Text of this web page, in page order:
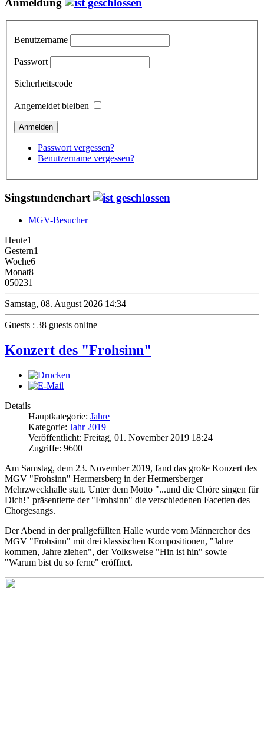
Anmeldung
Benutzername
Passwort
Sicherheitscode
Angemeldet bleiben
Passwort vergessen?
Benutzername vergessen?
Singstundenchart
MGV-Besucher
Heute1
Gestern1
Woche6
Monat8
050231
Samstag, 08. August 2026 14:34
Guests : 38 guests online
Konzert des "Frohsinn"
Details
Hauptkategorie: Jahre
Kategorie: Jahr 2019
Veröffentlicht: Freitag, 01. November 2019 18:24
Zugriffe: 9600
Am Samstag, dem 23. November 2019, fand das große Konzert des
MGV "Frohsinn" Hermersberg in der Hermersberger
Mehrzweckhalle statt. Unter dem Motto "...und die Chöre singen für
Dich!" präsentierte der "Frohsinn" die verschiedenen Facetten des
Chorgesangs.
Der Abend in der prallgefüllten Halle wurde vom Männerchor des
MGV "Frohsinn" mit drei klassischen Kompositionen, "Jahre
kommen, Jahre ziehen", der Volksweise "Hin ist hin" sowie
"Warum bist du so ferne" eröffnet.